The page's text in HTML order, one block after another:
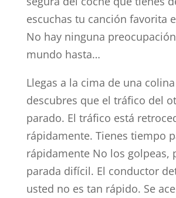
escuchas tu canción favorita
No hay ninguna
mundo hasta…
Llegas a la cima de una
descubres que el tráfico del
parado. El tráfico está
rápidamente. Tienes tiempo
rápidamente No los golpeas,
parada difícil. El conductor
usted no es tan rápido. Se